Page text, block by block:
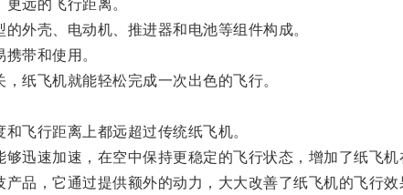
远的飞行距离。
壳、电动机、推进器和电池等组件构成。
带和使用。
飞机就能轻松完成一次出色的飞行。
飞行距离上都远超过传统纸飞机。
速加速，在空中保持更稳定的飞行状态，增加了纸飞机
，它通过提供额外的动力，大大改善了纸飞机的飞行效